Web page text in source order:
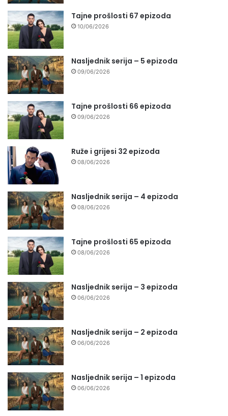
Tajne prošlosti 67 epizoda
10/06/2026
Nasljednik serija – 5 epizoda
09/06/2026
Tajne prošlosti 66 epizoda
09/06/2026
Ruže i grijesi 32 epizoda
08/06/2026
Nasljednik serija – 4 epizoda
08/06/2026
Tajne prošlosti 65 epizoda
08/06/2026
Nasljednik serija – 3 epizoda
06/06/2026
Nasljednik serija – 2 epizoda
06/06/2026
Nasljednik serija – 1 epizoda
06/06/2026